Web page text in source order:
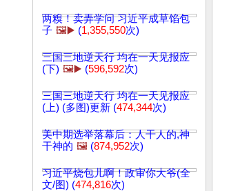
两糗！卖弄学问 习近平成草馅包
子 🖼️▶️ (1,355,550次)
三国三地逆天行 均在一天见报应
(下) 🖼️▶️ (596,592次)
三国三地逆天行 均在一天见报应
(上) (多图)更新 (474,344次)
美中期选举落幕后：人干人的,神
干神的 🖼️ (874,952次)
习近平烧包儿啊！政审你大爷(全
文/图) (474,816次)